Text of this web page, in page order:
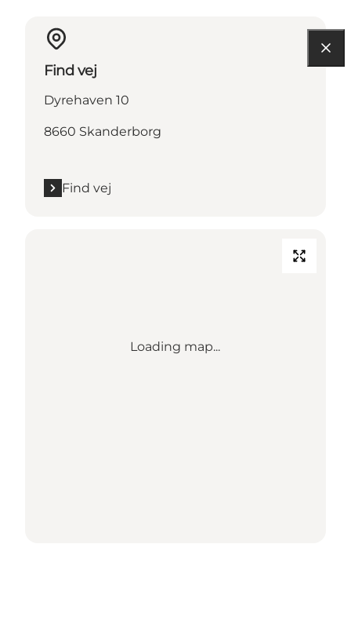
Find vej
Dyrehaven 10
8660 Skanderborg
Find vej
Loading map...